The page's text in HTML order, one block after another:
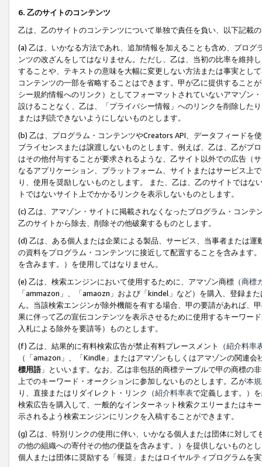
6. 乙のサイトのコンテンツ
乙は、乙のサイトのコンテンツについて単独で責任を負い、以下記載
(a) 乙は、いかなる方法であれ、追加情報を加えることも含め、プロ
ンツの改ざんをしてはなりません。ただし、乙は、当初の比率を維持
することや、テキストの意味を大幅に変更しない方法または事実とし
コンテンツの一部を省略することはできます。甲が乙に提供すること
シー規約情報へのリンク）としてフォーマットされていないアマゾン
設けることなく、乙は、「プライバシー情報」へのリンクを削除した
または判読できないようにしないものとします。
(b) 乙は、プログラム・コンテンツやCreators API、データフィード
ブライセンスまたは譲渡しないものとします。例えば、乙は、乙がプ
はその他付与することが要求されるような、乙サイト以外での広告（
なるアプリケーション、プラットフォーム、サイトまたはサービス上
り、使用を奨励しないものとします。 また、乙は、乙のサイトでは
トではないサイト上でかかるリンクを表示しないものとします。
(c) 乙は、アマゾン・サイトに掲載されなくなったプログラム・コン
乙のサイトから除去、削除その他破棄するものとします。
(d) 乙は、ある個人または企業による製品、サービス、当事者または
の資料をプログラム・コンテンツに接近して配置することを含みます
を含みます。）を使用してはなりません。
(e) 乙は、検索エンジンにおいて使用するために、アマゾン商標（商標
「ammazon」、「amaozn」および「kindel」など）を購入、登録ま
ん。当該検索エンジンが除外機能を有する場合、甲の要請があれば、
果に伴って乙の宣伝コンテンツを表示させるために使用するキーワー
入札による除外を要請等）ものとします。
(f) 乙は、結果的に有料検索広告が禁止有料プレースメント（紹介料率
（「amazon」、「Kindle」またはアマゾンもしくはアマゾンの関連
標用語」といいます。なお、乙は非包括的商標テーブルで甲の商標の
上でのキーワード・オークションに参加しないものとします。乙が本
り、直接またはリダイレクト・リンク（紹介料率表で定義します。）
検索広告を購入して、一般的なインターネット検索クエリーまたはキ
示されるよう検索エンジンにリンクを入稿することができます。
(g) 乙は、特別リンクの使用に伴い、いかなる個人または団体に対し
の他の組織への寄付その他の便益を含みます。）を提供しないものと
個人または団体に奨励する「報奨」またはロイヤルティプログラムを